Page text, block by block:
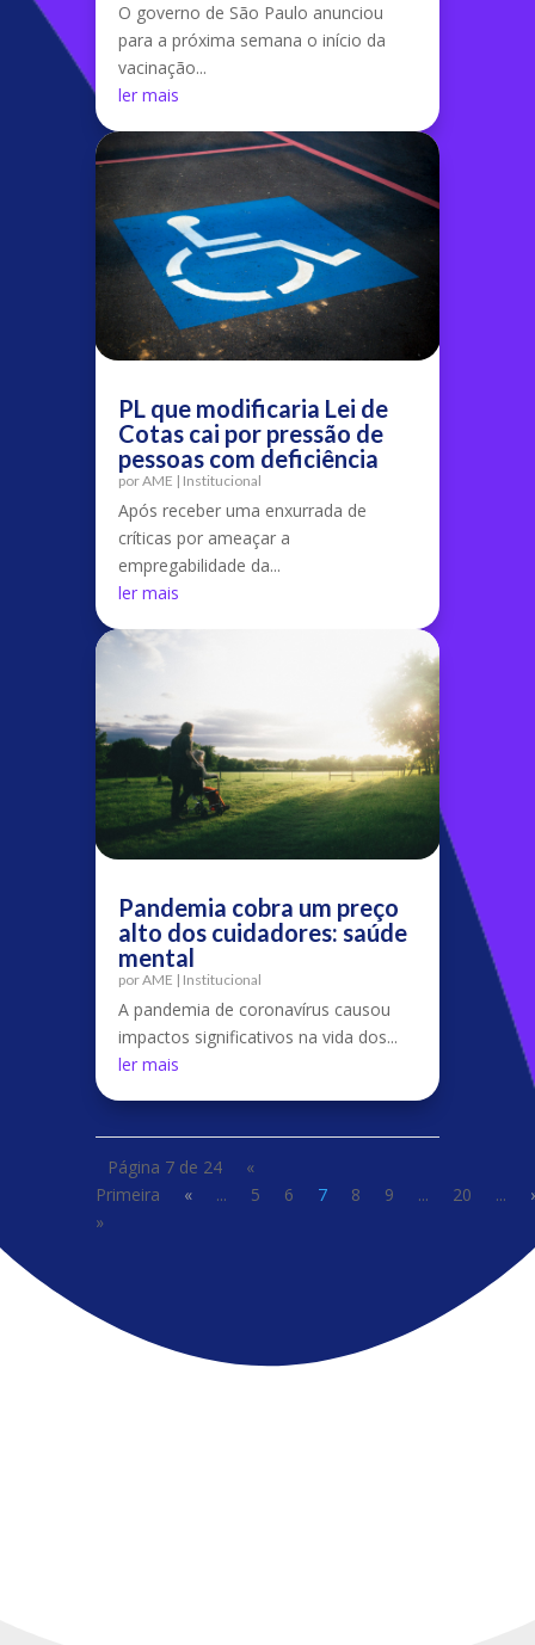
O governo de São Paulo anunciou
para a próxima semana o início da
vacinação...
ler mais
PL que modificaria Lei de
Cotas cai por pressão de
pessoas com deficiência
porAME | Institucional
Após receber uma enxurrada de
críticas por ameaçar a
empregabilidade da...
ler mais
Pandemia cobra um preço
alto dos cuidadores: saúde
mental
porAME | Institucional
A pandemia de coronavírus causou
impactos significativos na vida dos...
ler mais
Página 7 de 24
«
Primeira
« ... 5 6 7 8 9 ... 20 ...
»